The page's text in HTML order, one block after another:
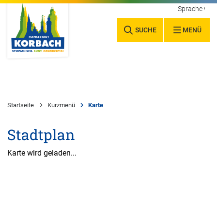
SUCHE MENÜ
Sprache
Startseite Kurzmenü Karte
Stadtplan
Karte wird geladen...